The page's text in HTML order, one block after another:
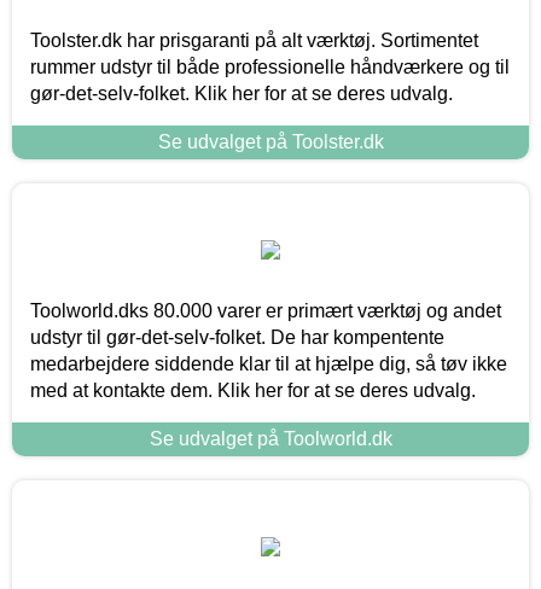
Toolster.dk har prisgaranti på alt værktøj. Sortimentet
rummer udstyr til både professionelle håndværkere og til
gør-det-selv-folket. Klik her for at se deres udvalg.
Se udvalget på Toolster.dk
Toolworld.dks 80.000 varer er primært værktøj og andet
udstyr til gør-det-selv-folket. De har kompentente
medarbejdere siddende klar til at hjælpe dig, så tøv ikke
med at kontakte dem. Klik her for at se deres udvalg.
Se udvalget på Toolworld.dk